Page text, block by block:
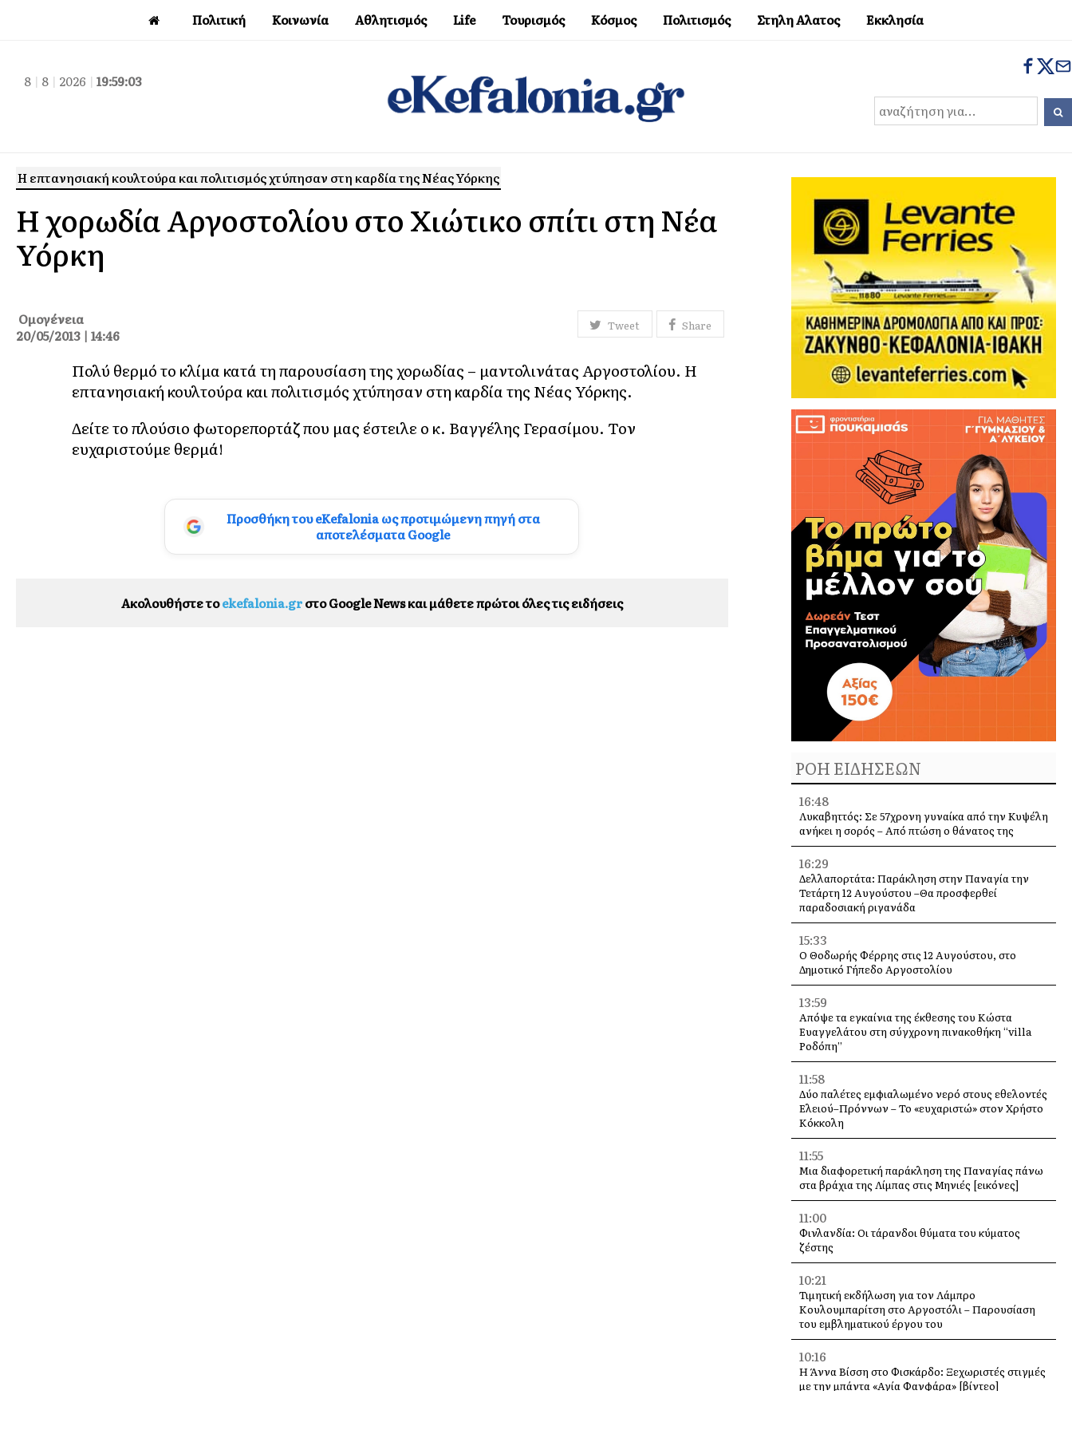
Πολιτική Κοινωνία Αθλητισμός Life Τουρισμός Κόσμος Πολιτισμός Στηλη Αλατος Εκκλησία
8 | 8 | 2026 | 19:59:04
Η επτανησιακή κουλτούρα και πολιτισμός χτύπησαν στη καρδία της Νέας Υόρκης
Η χορωδία Αργοστολίου στο Χιώτικο σπίτι στη Νέα
Υόρκη
Tweet Share
Ομογένεια
20/05/2013 | 14:46
Πολύ θερμό το κλίμα κατά τη παρουσίαση της χορωδίας – μαντολινάτας Αργοστολίου. Η
επτανησιακή κουλτούρα και πολιτισμός χτύπησαν στη καρδία της Νέας Υόρκης.
Δείτε το πλούσιο φωτορεπορτάζ που μας έστειλε ο κ. Βαγγέλης Γερασίμου. Τον
ευχαριστούμε θερμά!
Προσθήκη του eKefalonia ως προτιμώμενη πηγή στα
αποτελέσματα Google
Ακολουθήστε τοekefalonia.grστο Google News και μάθετε πρώτοι όλες τις ειδήσεις
ΡΟΗ ΕΙΔΗΣΕΩΝ
16:48
Λυκαβηττός: Σε 57χρονη γυναίκα από την Κυψέλη
ανήκει η σορός – Από πτώση ο θάνατος της
16:29
Δελλαπορτάτα: Παράκληση στην Παναγία την
Τετάρτη 12 Αυγούστου –Θα προσφερθεί
παραδοσιακή ριγανάδα
15:33
Ο Θοδωρής Φέρρης στις 12 Αυγούστου, στο
Δημοτικό Γήπεδο Αργοστολίου
13:59
Απόψε τα εγκαίνια της έκθεσης του Κώστα
Ευαγγελάτου στη σύγχρονη πινακοθήκη “villa
Ροδόπη”
11:58
Δύο παλέτες εμφιαλωμένο νερό στους εθελοντές
Ελειού–Πρόννων – Το «ευχαριστώ» στον Χρήστο
Κόκκολη
11:55
Μια διαφορετική παράκληση της Παναγίας πάνω
στα βράχια της Λίμπας στις Μηνιές [εικόνες]
11:00
Φινλανδία: Οι τάρανδοι θύματα του κύματος
ζέστης
10:21
Τιμητική εκδήλωση για τον Λάμπρο
Κουλουμπαρίτση στο Αργοστόλι – Παρουσίαση
του εμβληματικού έργου του
10:16
Η Άννα Βίσση στο Φισκάρδο: Ξεχωριστές στιγμές
με την μπάντα «Αγία Φανφάρα» [βίντεο]